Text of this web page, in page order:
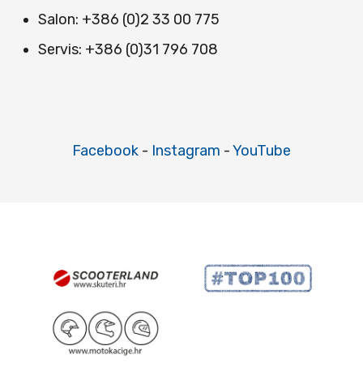
Salon: +386 (0)2 33 00 775
Servis: +386 (0)31 796 708
Facebook - Instagram -YouTube